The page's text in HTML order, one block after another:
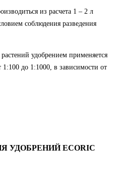
из расчета 1 – 2 л
соблюдения разведения
удобрением применяется
1:100 до 1:1000, в зависимости от
УДОБРЕНИЙ ECORIC